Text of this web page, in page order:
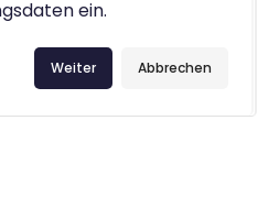
ein.
Abbrechen
Weiter